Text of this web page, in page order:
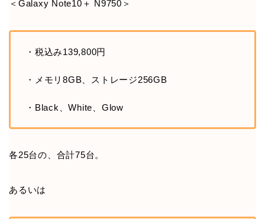
＜Galaxy Note10＋ N9750＞
・税込み139,800円
・メモリ8GB、ストレージ256GB
・Black、White、Glow
各25台の、合計75台。
あるいは